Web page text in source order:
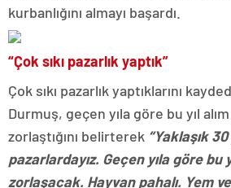
kurbanlığını almayı başardı.
“Çok sıkı pazarlık yaptık”
Çok sıkı pazarlık yaptıklarını
Durmuş, geçen yıla göre bu yıl
zorlaştığını belirterek “Yaklaşık 30
pazarlardayız. Geçen yıla göre bu
zorlaşacak. Hayvan pahalı. Yem